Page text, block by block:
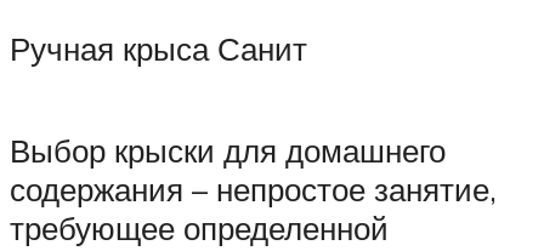
Ручная крыса Санит
Выбор крыски для домашнего
содержания – непростое занятие,
требующее определенной